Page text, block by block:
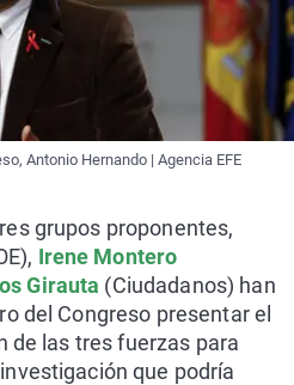
Antonio Hernando | Agencia EFE
grupos proponentes,
Irene Montero
Girauta (Ciudadanos) han
del Congreso presentar el
de las tres fuerzas para
que podría